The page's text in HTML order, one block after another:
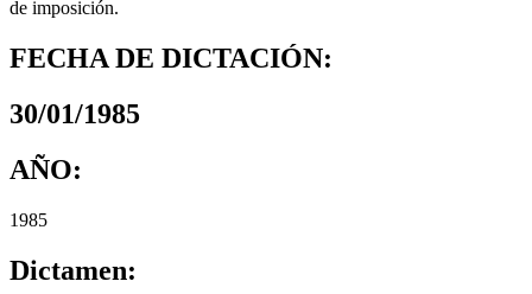
de imposición.
FECHA DE DICTACIÓN:
30/01/1985
AÑO:
1985
Dictamen: